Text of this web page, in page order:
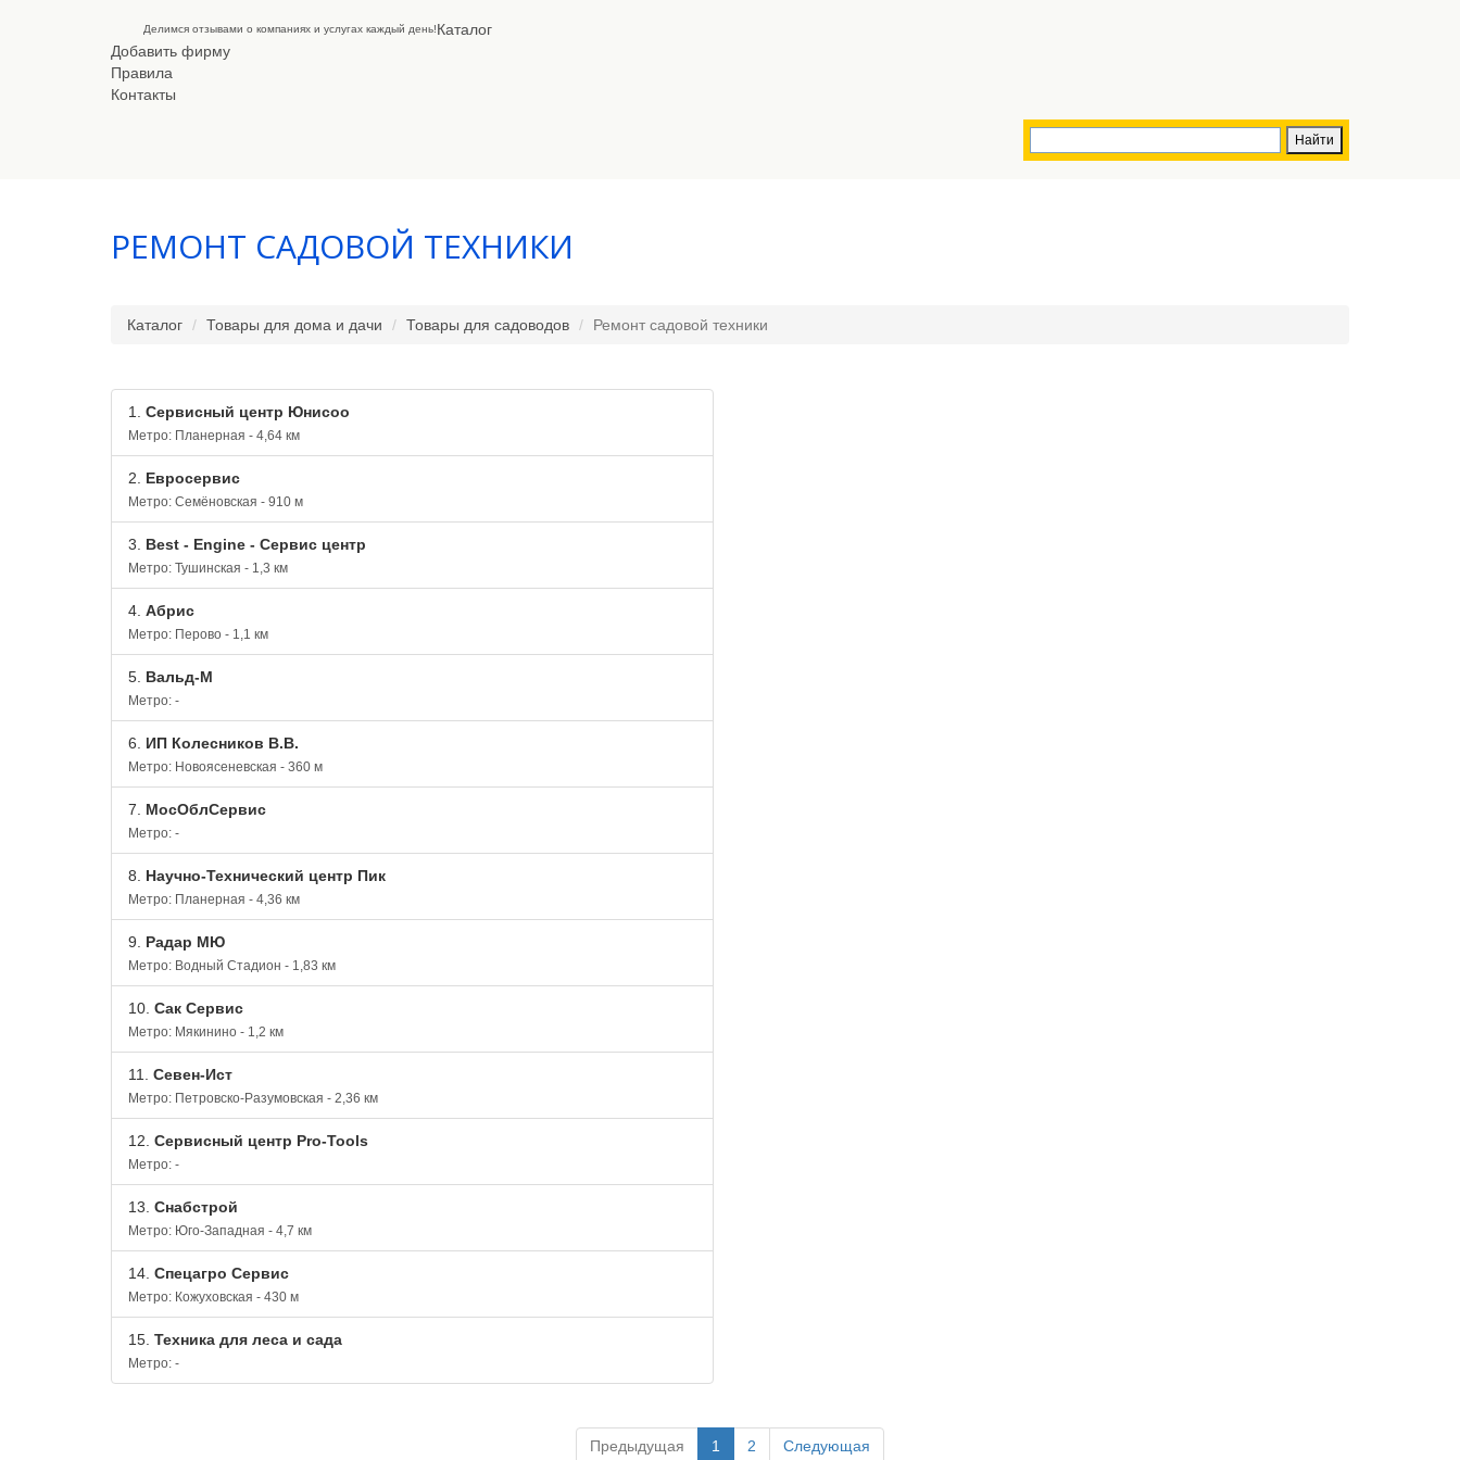
Делимся отзывами о компаниях и услугах каждый день!Каталог
Добавить фирму
Правила
Контакты
РЕМОНТ САДОВОЙ ТЕХНИКИ
Каталог Товары для дома и дачи Товары для садоводов Ремонт садовой техники
1. Сервисный центр Юнисоо
Метро: Планерная - 4,64 км
2. Евросервис
Метро: Семёновская - 910 м
3. Best - Engine - Сервис центр
Метро: Тушинская - 1,3 км
4. Абрис
Метро: Перово - 1,1 км
5. Вальд-М
Метро: -
6. ИП Колесников В.В.
Метро: Новоясеневская - 360 м
7. МосОблСервис
Метро: -
8. Научно-Технический центр Пик
Метро: Планерная - 4,36 км
9. Радар МЮ
Метро: Водный Стадион - 1,83 км
10. Сак Сервис
Метро: Мякинино - 1,2 км
11. Севен-Ист
Метро: Петровско-Разумовская - 2,36 км
12. Сервисный центр Pro-Tools
Метро: -
13. Снабстрой
Метро: Юго-Западная - 4,7 км
14. Спецагро Сервис
Метро: Кожуховская - 430 м
15. Техника для леса и сада
Метро: -
Предыдущая 1 2 Следующая